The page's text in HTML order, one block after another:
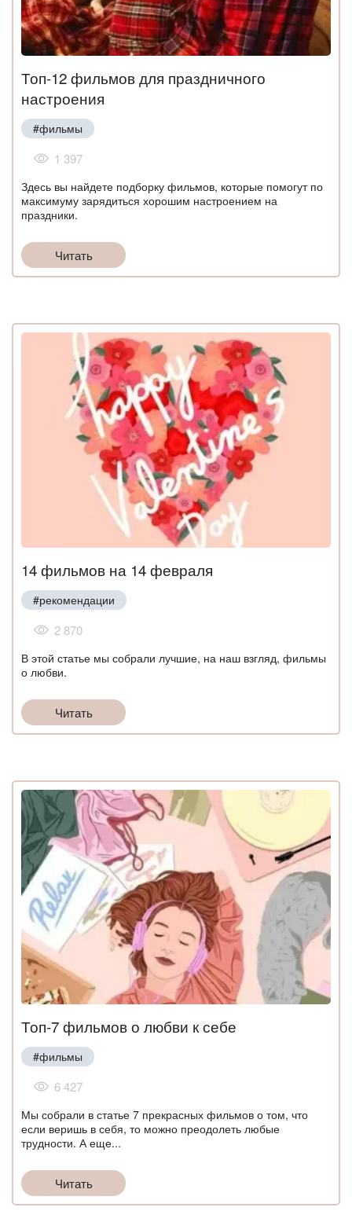
Топ-12 фильмов для праздничного
настроения
#фильмы
1 397
Здесь вы найдете подборку фильмов, которые помогут по
максимуму зарядиться хорошим настроением на
праздники.
Читать
14 фильмов на 14 февраля
#рекомендации
2 870
В этой статье мы собрали лучшие, на наш взгляд, фильмы
о любви.
Читать
Топ-7 фильмов о любви к себе
#фильмы
6 427
Мы собрали в статье 7 прекрасных фильмов о том, что
если веришь в себя, то можно преодолеть любые
трудности. А еще...
Читать